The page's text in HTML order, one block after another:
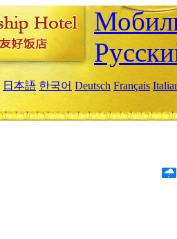
日本語 한국어 Deutsch Français